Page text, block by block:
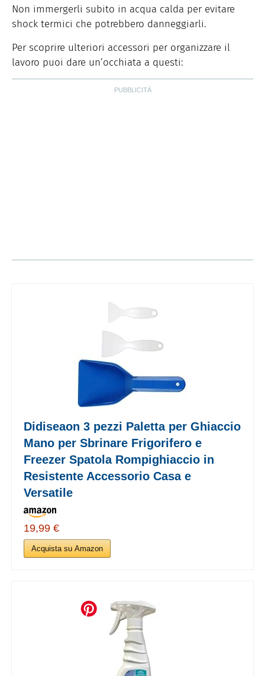
Non immergerli subito in acqua calda per evitare
shock termici che potrebbero danneggiarli.
Per scoprire ulteriori accessori per organizzare il
lavoro puoi dare un’occhiata a questi:
Didiseaon 3 pezzi Paletta per Ghiaccio
Mano per Sbrinare Frigorifero e
Freezer Spatola Rompighiaccio in
Resistente Accessorio Casa e
Versatile
19,99 €
Acquista su Amazon